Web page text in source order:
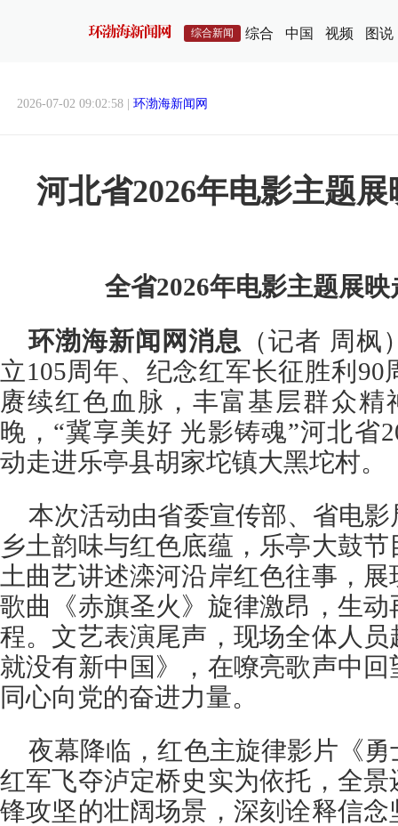
综合新闻 综合 中国 视频 图说
2026-07-02 09:02:58 | 环渤海新闻网
河北省2026年电影主题
全省2026年电影主题展
环渤海新闻网消息 （记者 周
立105周年、纪念红军长征胜利
赓续红色血脉，丰富基层群众精
晚，“冀享美好 光影铸魂”河北省
动走进乐亭县胡家坨镇大黑坨村。
本次活动由省委宣传部、省电
乡土韵味与红色底蕴，乐亭大鼓
土曲艺讲述滦河沿岸红色往事，
歌曲《赤旗圣火》旋律激昂，生
程。文艺表演尾声，现场全体人
就没有新中国》，在嘹亮歌声中
同心向党的奋进力量。
夜幕降临，红色主旋律影片《
红军飞夺泸定桥史实为依托，全
锋攻坚的壮阔场景，深刻诠释信